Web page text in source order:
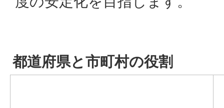
都道府県と市町村の役割